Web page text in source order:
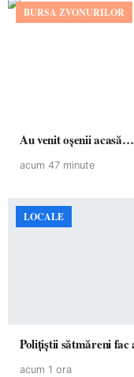
BURSA ZVONURILOR
Au venit oșenii acasă…
acum 47 minute
LOCALE
acum 1 ora